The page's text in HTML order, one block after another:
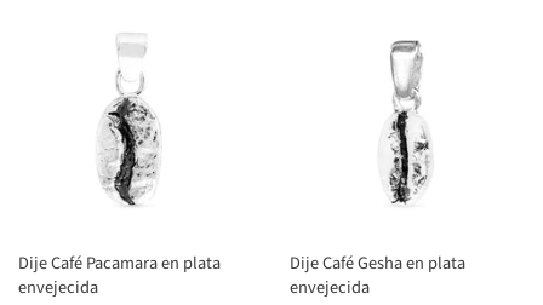
Dije Café Pacamara en plata
envejecida
Dije Café Gesha en plata
envejecida